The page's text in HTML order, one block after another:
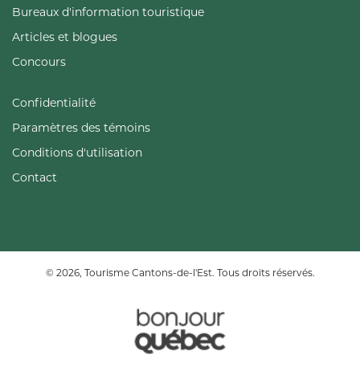
Bureaux d'information touristique
Articles et blogues
Concours
Confidentialité
Paramètres des témoins
Conditions d'utilisation
Contact
© 2026, Tourisme Cantons-de-l'Est. Tous droits réservés.